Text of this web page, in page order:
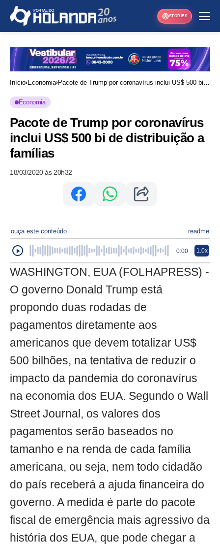
STORIES
Início Economia Pacote de Trump por coronavírus inclui US$ 500 bi
Economia
Pacote de Trump por coronavírus
inclui US$ 500 bi de distribuição a
famílias
18/03/2020 às 20h32
ouça este conteúdo readme
0:00 1.0x
WASHINGTON, EUA (FOLHAPRESS) -
O governo Donald Trump está
propondo duas rodadas de
pagamentos diretamente aos
americanos que devem totalizar US$
500 bilhões, na tentativa de reduzir o
impacto da pandemia do coronavírus
na economia dos EUA. Segundo o Wall
Street Journal, os valores dos
pagamentos serão baseados no
tamanho e na renda de cada família
americana, ou seja, nem todo cidadão
do país receberá a ajuda financeira do
governo. A medida é parte do pacote
fiscal de emergência mais agressivo da
história dos EUA, que pode chegar a